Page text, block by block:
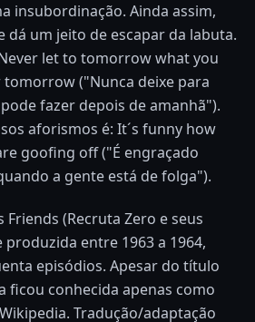
insubordinação. Ainda assim,
dá um jeito de escapar da labuta.
let to tomorrow what you
("Nunca deixe para
fazer depois de amanhã").
aforismos é: It´s funny how
goofing off ("É engraçado
a gente está de folga").
Friends (Recruta Zero e seus
entre 1963 a 1964,
episódios. Apesar do título
ficou conhecida apenas como
Tradução/adaptação